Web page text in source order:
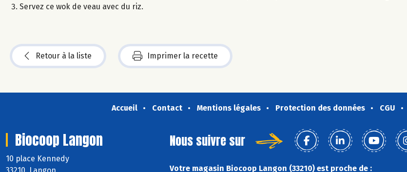
Servez ce wok de veau avec du riz.
Retour à la liste Imprimer la recette
Accueil Contact Mentions légales Protection des données CGU
Biocoop Langon
10 place Kennedy
33210 Langon
Nous suivre sur
Votre magasin Biocoop Langon (33210) est proche de :